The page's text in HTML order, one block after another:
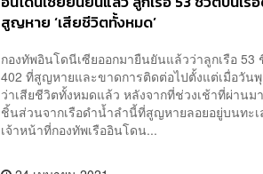
สูญหาย ‘เสียชีวิตทั้งหมด’
กองทัพอินโดนีเซียออกมายืนยันแล้วว่าลูกเรือ 53
402 ที่สูญหายและขาดการติดต่อไปตั้งแต่เมื่อวัน
ว่าเสียชีวิตทั้งหมดแล้ว หลังจากที่ช่วงเช้าที่ผ่านม
ชิ้นส่วนจากเรือดำน้ำลำนี้ที่สูญหายลอยอยู่บนทะ
เจ้าหน้าที่กองทัพเรืออินโดน...